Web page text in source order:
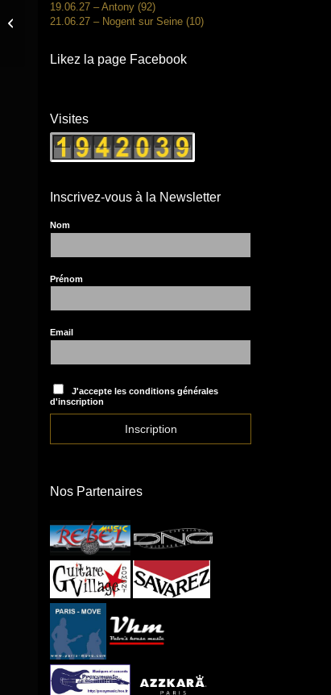
19.06.27 – Antony (92)
21.06.27 – Nogent sur Seine (10)
Likez la page Facebook
Visites
Inscrivez-vous à la Newsletter
Nom
Prénom
Email
J'accepte les conditions générales
d'inscription
Nos Partenaires
Zicazic – Fred Delforge – Juin 2018